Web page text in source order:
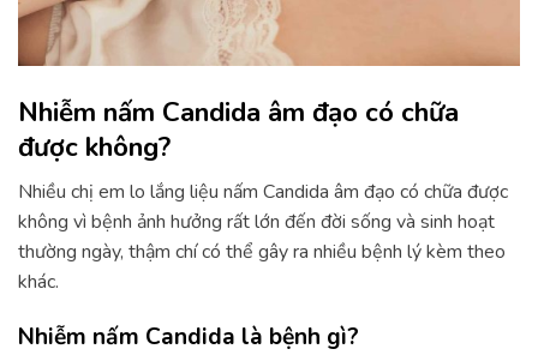
Nhiễm nấm Candida âm đạo có chữa
được không?
Nhiều chị em lo lắng liệu nấm Candida âm đạo có chữa được
không vì bệnh ảnh hưởng rất lớn đến đời sống và sinh hoạt
thường ngày, thậm chí có thể gây ra nhiều bệnh lý kèm theo
khác.
Nhiễm nấm Candida là bệnh gì?